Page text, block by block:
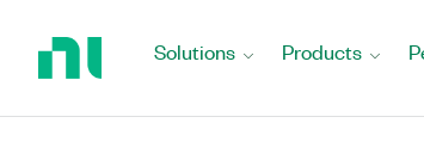
Solutions Products